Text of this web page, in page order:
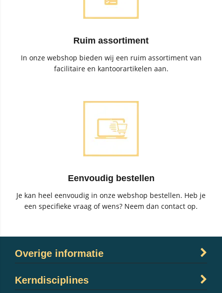
Ruim assortiment
In onze webshop bieden wij een ruim assortiment van
facilitaire en kantoorartikelen aan.
Eenvoudig bestellen
Je kan heel eenvoudig in onze webshop bestellen. Heb je
een specifieke vraag of wens? Neem dan contact op.
Overige informatie
Kerndisciplines